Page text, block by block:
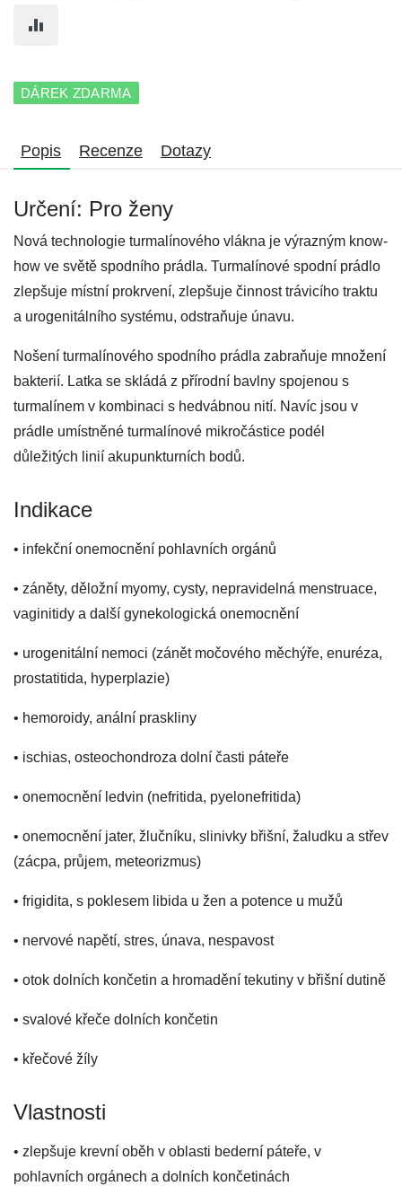
DÁREK ZDARMA
Popis Recenze Dotazy
Určení: Pro ženy
Nová technologie turmalínového vlákna je výrazným know-
how ve světě spodního prádla. Turmalínové spodní prádlo
zlepšuje místní prokrvení, zlepšuje činnost trávicího traktu
a urogenitálního systému, odstraňuje únavu.
Nošení turmalínového spodního prádla zabraňuje množení
bakterií. Latka se skládá z přírodní bavlny spojenou s
turmalínem v kombinaci s hedvábnou nití. Navíc jsou v
prádle umístněné turmalínové mikročástice podél
důležitých linií akupunkturních bodů.
Indikace
• infekční onemocnění pohlavních orgánů
• záněty, děložní myomy, cysty, nepravidelná menstruace,
vaginitidy a další gynekologická onemocnění
• urogenitální nemoci (zánět močového měchýře, enuréza,
prostatitida, hyperplazie)
• hemoroidy, anální praskliny
• ischias, osteochondroza dolní časti páteře
• onemocnění ledvin (nefritida, pyelonefritida)
• onemocnění jater, žlučníku, slinivky břišní, žaludku a střev
(zácpa, průjem, meteorizmus)
• frigidita, s poklesem libida u žen a potence u mužů
• nervové napětí, stres, únava, nespavost
• otok dolních končetin a hromadění tekutiny v břišní dutině
• svalové křeče dolních končetin
• křečové žíly
Vlastnosti
• zlepšuje krevní oběh v oblasti bederní páteře, v
pohlavních orgánech a dolních končetinách